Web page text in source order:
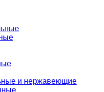
и нержавеющие